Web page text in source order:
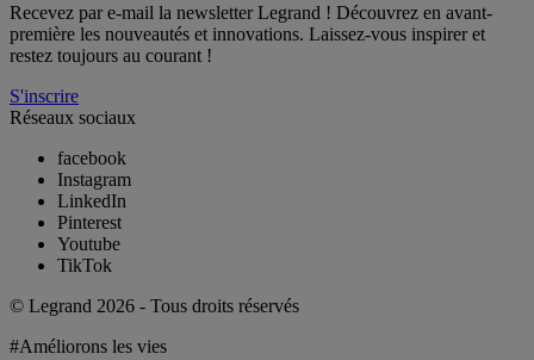
Recevez par e-mail la newsletter Legrand ! Découvrez en avant-
première les nouveautés et innovations. Laissez-vous inspirer et
restez toujours au courant !
S'inscrire
Réseaux sociaux
facebook
Instagram
LinkedIn
Pinterest
Youtube
TikTok
© Legrand 2026 - Tous droits réservés
#Améliorons les vies